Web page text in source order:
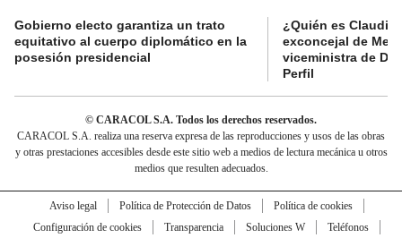
Gobierno electo garantiza un trato
equitativo al cuerpo diplomático en la
posesión presidencial
¿Quién es Claudia
exconcejal de
viceministra de
Perfil
© CARACOL S.A. Todos los derechos reservados.
CARACOL S.A. realiza una reserva expresa de las reproducciones y usos de las obras
y otras prestaciones accesibles desde este sitio web a medios de lectura mecánica u otros
medios que resulten adecuados.
Aviso legal Política de Protección de Datos
Política de cookies
Configuración de cookies
Transparencia Soluciones W Teléfonos